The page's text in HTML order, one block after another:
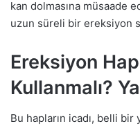
kan dolmasına müsaade
uzun süreli bir ereksiyon
Ereksiyon
Kullanmalı?
Bu hapların icadı, belli